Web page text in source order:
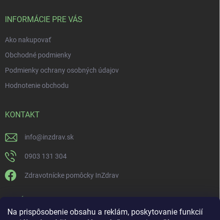
Na prispôsobenie obsahu a reklám, poskytovanie funkcií
INFORMÁCIE PRE VÁS
Ako nakupovať
Obchodné podmienky
Podmienky ochrany osobných údajov
Hodnotenie obchodu
KONTAKT
info@inzdrav.sk
0903 131 304
Zdravotnícke pomôcky InZdrav